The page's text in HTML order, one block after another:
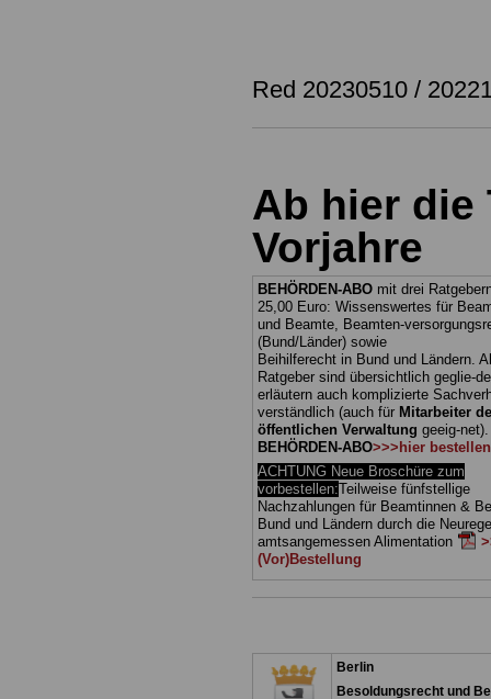
Red 20230510 /
Ab hier die
Vorjahre
BEHÖRDEN-ABO mit drei
25,00 Euro: Wissenswertes für
und Beamte, Beamten-
(Bund/Länder) sowie
Beihilferecht in Bund und Ländern.
Ratgeber sind übersichtlich geglie-
erläutern auch komplizierte
verständlich (auch für Mitarbeiter
öffentlichen Verwaltung geeig-
BEHÖRDEN-ABO>>>hier bestellen
ACHTUNG Neue Broschüre zum
vorbestellen:Teilweise fünfstellige
Nachzahlungen für Beamtinnen &
Bund und Ländern durch die
amtsangemessen Alimentation
(Vor)Bestellung
Berlin
Besoldungsrecht und